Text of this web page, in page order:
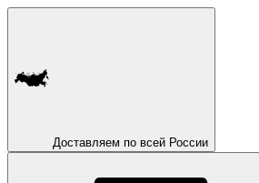
Доставляем по всей России